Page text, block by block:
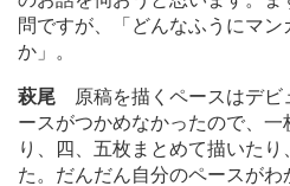
問ですが、「どんなふうにマン
か」。
萩尾 原稿を描くペースはデビ
ースがつかめなかったので、
り、四、五枚まとめて描いた
た。だんだん自分のペースが